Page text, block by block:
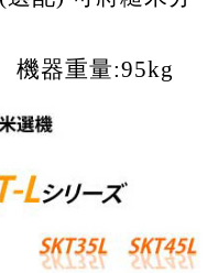
器重量:95kg